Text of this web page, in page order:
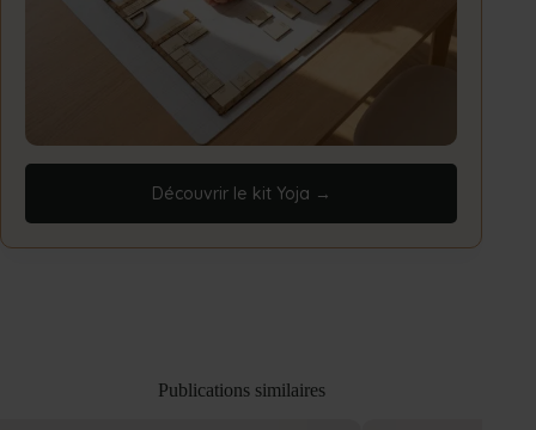
Découvrir le kit Yoja →
Publications similaires